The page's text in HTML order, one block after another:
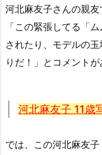
河北麻友子さんの親
「この緊張してる「
されたり、モデルの
りだ！」とコメントが
河北麻友子 11歳
では、この河北麻友